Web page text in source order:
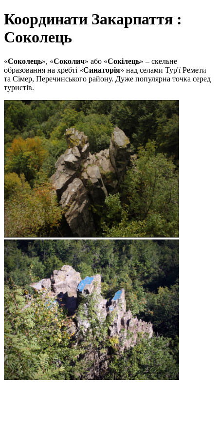
Координати Закарпаття :
Соколець
«Соколець», «Соколич» або «Сокілець» – скельне
образовання на хребті «Синаторія» над селами Тур'ї Ремети
та Сімер, Перечинського району. Дуже популярна точка серед
туристів.